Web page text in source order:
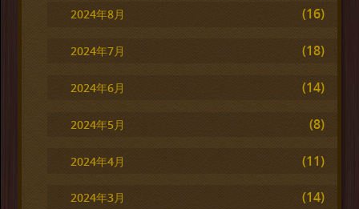
2024年8月 (16)
2024年7月 (18)
2024年6月 (14)
2024年5月 (8)
2024年4月 (11)
2024年3月 (14)